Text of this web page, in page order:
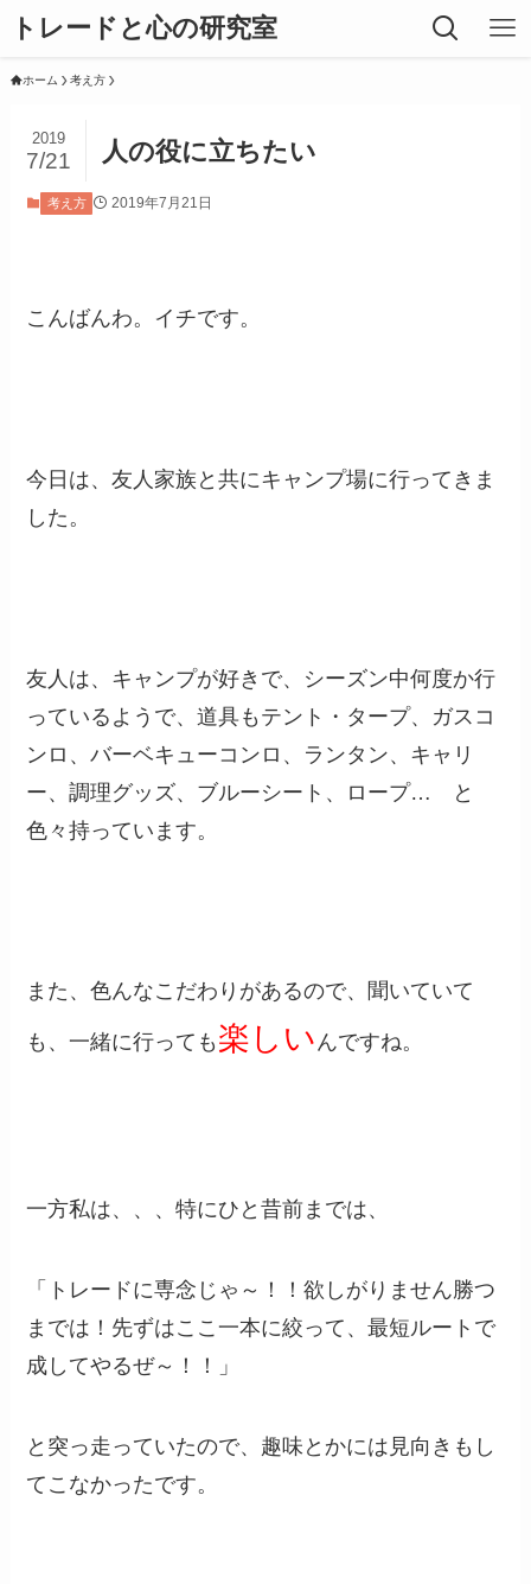
トレードと心の研究室
ホーム 考え方
人の役に立ちたい
2019
7/21
考え方 2019年7月21日
こんばんわ。イチです。
今日は、友人家族と共にキャンプ場に行ってきま
した。
友人は、キャンプが好きで、シーズン中何度か行
っているようで、道具もテント・タープ、ガスコ
ンロ、バーベキューコンロ、ランタン、キャリ
ー、調理グッズ、ブルーシート、ロープ… と
色々持っています。
また、色んなこだわりがあるので、聞いていて
も、一緒に行っても 楽しい んですね。
一方私は、、、特にひと昔前までは、
「トレードに専念じゃ～！！欲しがりません勝つ
までは！先ずはここ一本に絞って、最短ルートで
成してやるぜ～！！」
と突っ走っていたので、趣味とかには見向きもし
てこなかったです。